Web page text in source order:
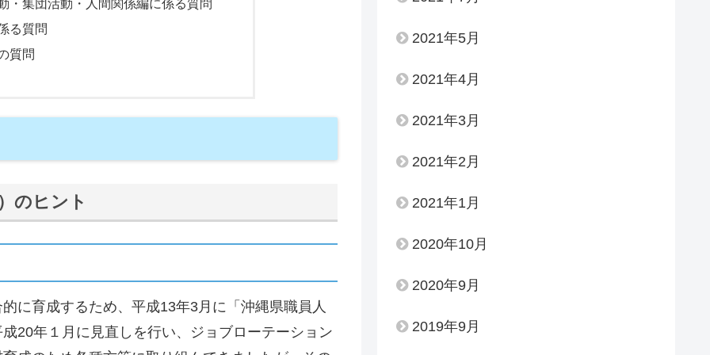
・集団活動・人間関係編に係る質問
る質問
質問
のヒント
に育成するため、平成13年3月に「沖縄県職員人
20年１月に見直しを行い、ジョブローテーション
2021年5月
2021年4月
2021年3月
2021年2月
2021年1月
2020年10月
2020年9月
2019年9月